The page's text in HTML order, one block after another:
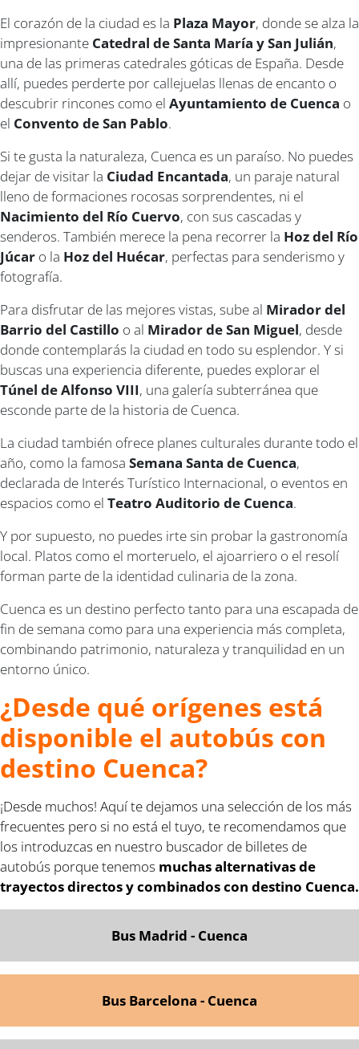
El corazón de la ciudad es la Plaza Mayor, donde se alza la
impresionante Catedral de Santa María y San Julián,
una de las primeras catedrales góticas de España. Desde
allí, puedes perderte por callejuelas llenas de encanto o
descubrir rincones como el Ayuntamiento de Cuenca o
el Convento de San Pablo.
Si te gusta la naturaleza, Cuenca es un paraíso. No puedes
dejar de visitar la Ciudad Encantada, un paraje natural
lleno de formaciones rocosas sorprendentes, ni el
Nacimiento del Río Cuervo, con sus cascadas y
senderos. También merece la pena recorrer la Hoz del Río
Júcar o la Hoz del Huécar, perfectas para senderismo y
fotografía.
Para disfrutar de las mejores vistas, sube al Mirador del
Barrio del Castillo o al Mirador de San Miguel, desde
donde contemplarás la ciudad en todo su esplendor. Y si
buscas una experiencia diferente, puedes explorar el
Túnel de Alfonso VIII, una galería subterránea que
esconde parte de la historia de Cuenca.
La ciudad también ofrece planes culturales durante todo el
año, como la famosa Semana Santa de Cuenca,
declarada de Interés Turístico Internacional, o eventos en
espacios como el Teatro Auditorio de Cuenca.
Y por supuesto, no puedes irte sin probar la gastronomía
local. Platos como el morteruelo, el ajoarriero o el resolí
forman parte de la identidad culinaria de la zona.
Cuenca es un destino perfecto tanto para una escapada de
fin de semana como para una experiencia más completa,
combinando patrimonio, naturaleza y tranquilidad en un
entorno único.
¿Desde qué orígenes está
disponible el autobús con
destino Cuenca?
¡Desde muchos! Aquí te dejamos una selección de los más
frecuentes pero si no está el tuyo, te recomendamos que
los introduzcas en nuestro buscador de billetes de
autobús porque tenemos muchas alternativas de
trayectos directos y combinados con destino Cuenca.
Bus Madrid - Cuenca
Bus Barcelona - Cuenca